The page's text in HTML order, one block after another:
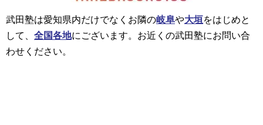
武田塾は愛知県内だけでなくお隣の岐阜や大垣をはじめと
して、 全国各地にございます。お近くの武田塾にお問い合
わせください。